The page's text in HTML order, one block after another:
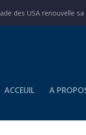
des USA renouvelle
ACCEUIL A